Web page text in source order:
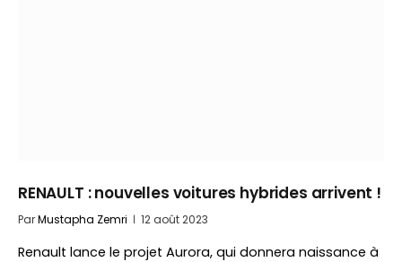
RENAULT : nouvelles voitures hybrides arrivent !
ParMustapha Zemri 12 août 2023
Renault lance le projet Aurora, qui donnera naissance à